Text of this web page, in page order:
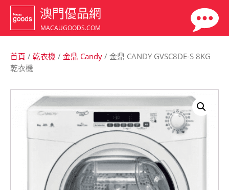
澳門優品網
MACAUGOODS.COM
首頁 / 乾衣機 / 金鼎 Candy / 金鼎 CANDY GVSC8DE-S 8KG
乾衣機